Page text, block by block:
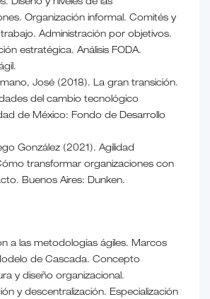
Diseño y niveles de las
Organización informal. Comités y
Administración por objetivos.
estratégica. Análisis FODA.
José (2018). La gran transición.
del cambio tecnológico
de México: Fondo de Desarrollo
González (2021). Agilidad
transformar organizaciones con
Buenos Aires: Dunken.
a las metodologías ágiles. Marcos
de Cascada. Concepto
y diseño organizacional.
y descentralización. Especialización